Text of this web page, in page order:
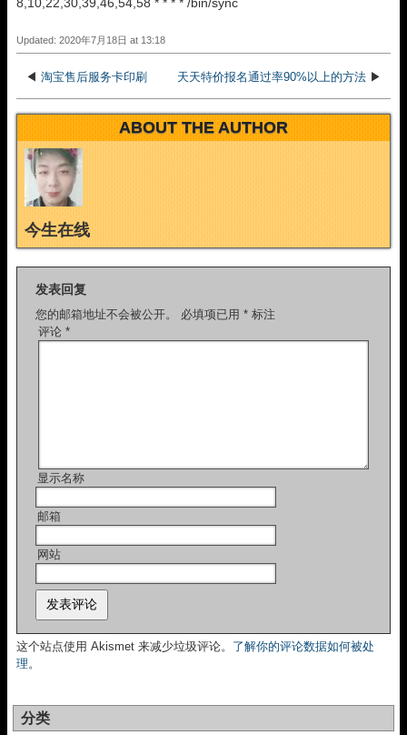
Updated: 2020年7月18日 at 13:18
◀ 淘宝售后服务卡印刷 天天特价报名通过率90%以上的方法 ▶
ABOUT THE AUTHOR
今生在线
发表回复
您的邮箱地址不会被公开。 必填项已用 * 标注
评论 *
显示名称
邮箱
网站
这个站点使用 Akismet 来减少垃圾评论。 了解你的评论数据如何被处
理。
分类